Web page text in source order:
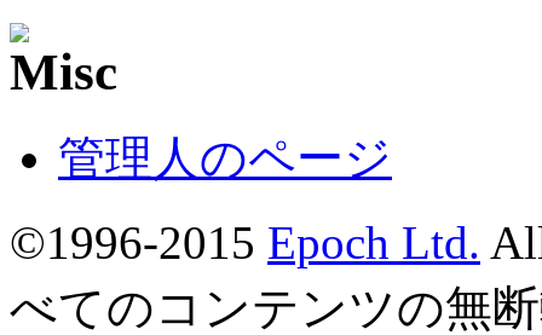
管理人のページ
©1996-2015 Epoch Ltd.
べてのコンテンツの無